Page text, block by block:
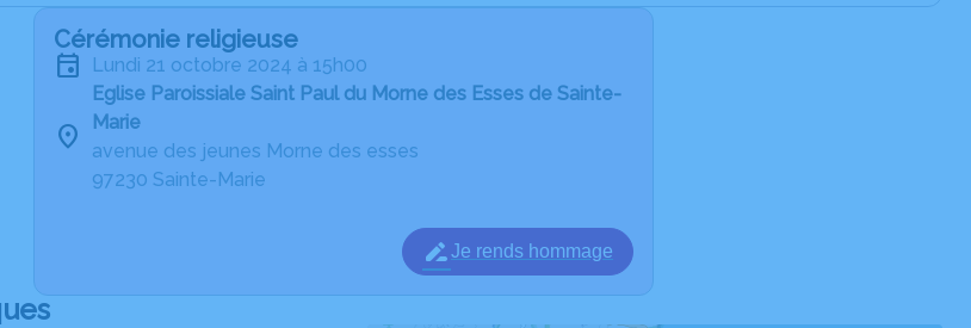
Cérémonie religieuse
lundi 21 octobre 2024 à 15h00
Eglise Paroissiale Saint Paul du Morne des Esses de Sainte-
Marie
avenue des jeunes Morne des esses
97230 Sainte-Marie
Je rends hommage